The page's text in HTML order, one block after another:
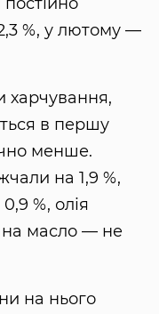
%, у лютому —
харчування,
в першу
менше.
на 1,9 %,
%, олія
масло — не
на нього